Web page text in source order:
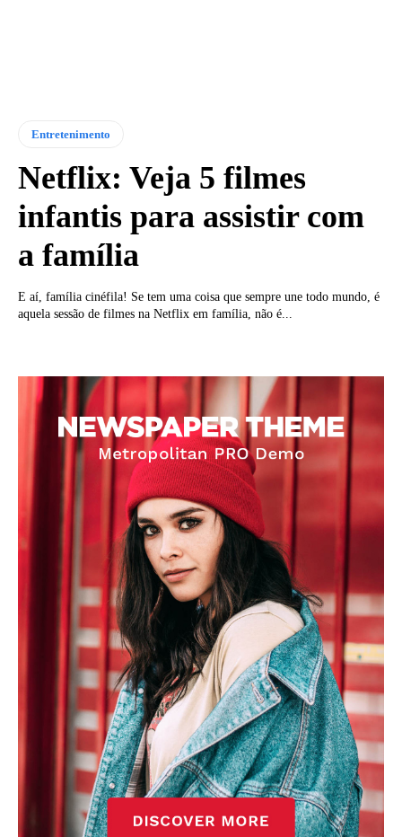
Entretenimento
Netflix: Veja 5 filmes
infantis para assistir com
a família
E aí, família cinéfila! Se tem uma coisa que sempre une todo mundo, é
aquela sessão de filmes na Netflix em família, não é...